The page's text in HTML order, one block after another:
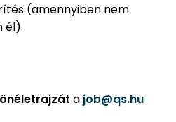
(amennyiben nem
él).
a job@qs.hu